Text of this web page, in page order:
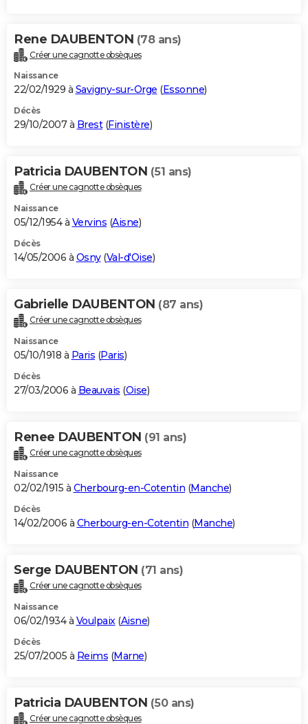
Rene DAUBENTON (78 ans)
Créer une cagnotte obsèques
Naissance
22/02/1929 à Savigny-sur-Orge (Essonne)
Décès
29/10/2007 à Brest(Finistère)
Patricia DAUBENTON (51 ans)
Créer une cagnotte obsèques
Naissance
05/12/1954 à Vervins (Aisne)
Décès
14/05/2006 à Osny(Val-d'Oise)
Gabrielle DAUBENTON (87 ans)
Créer une cagnotte obsèques
Naissance
05/10/1918 à Paris (Paris)
Décès
27/03/2006 à Beauvais (Oise)
Renee DAUBENTON (91 ans)
Créer une cagnotte obsèques
Naissance
02/02/1915 à Cherbourg-en-Cotentin (Manche)
Décès
14/02/2006 à Cherbourg-en-Cotentin (Manche)
Serge DAUBENTON (71 ans)
Créer une cagnotte obsèques
Naissance
06/02/1934 à Voulpaix(Aisne)
Décès
25/07/2005 à Reims (Marne)
Patricia DAUBENTON (50 ans)
Créer une cagnotte obsèques